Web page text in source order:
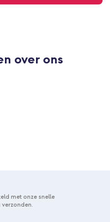
over ons
met onze snelle